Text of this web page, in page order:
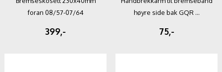
foran 08/57-07/64
399,-
høyre side bak GQR ...
75,-